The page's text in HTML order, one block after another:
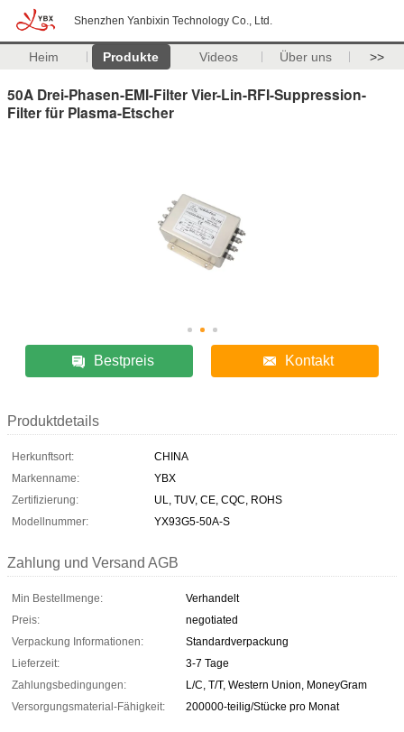
Shenzhen Yanbixin Technology Co., Ltd.
Heim Produkte Videos Über uns >>
50A Drei-Phasen-EMI-Filter Vier-Lin-RFI-Suppression-
Filter für Plasma-Etscher
Bestpreis Kontakt
Produktdetails
Herkunftsort:
CHINA
Markenname:
YBX
Zertifizierung:
UL, TUV, CE, CQC, ROHS
Modellnummer:
YX93G5-50A-S
Zahlung und Versand AGB
Min Bestellmenge:
Verhandelt
Preis:
negotiated
Verpackung Informationen:
Standardverpackung
Lieferzeit:
3-7 Tage
Zahlungsbedingungen:
L/C, T/T, Western Union, MoneyGram
Versorgungsmaterial-Fähigkeit:
200000-teilig/Stücke pro Monat